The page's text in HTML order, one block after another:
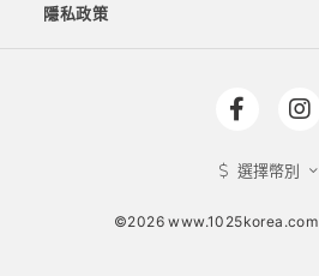
隱私政策
選擇幣別
©2026 www.1025korea.com